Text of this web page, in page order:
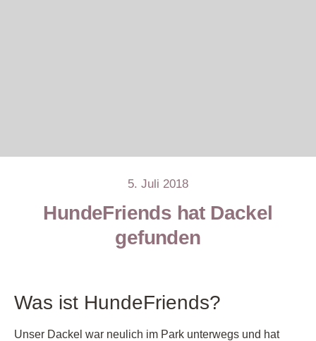
5. Juli 2018
HundeFriends hat Dackel
gefunden
Was ist HundeFriends?
Unser Dackel war neulich im Park unterwegs und hat